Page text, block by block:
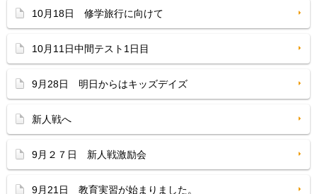
10月18日 修学旅行に向けて
10月11日中間テスト1日目
9月28日 明日からはキッズデイズ
新人戦へ
9月２７日 新人戦激励会
9月21日 教育実習が始まりました。